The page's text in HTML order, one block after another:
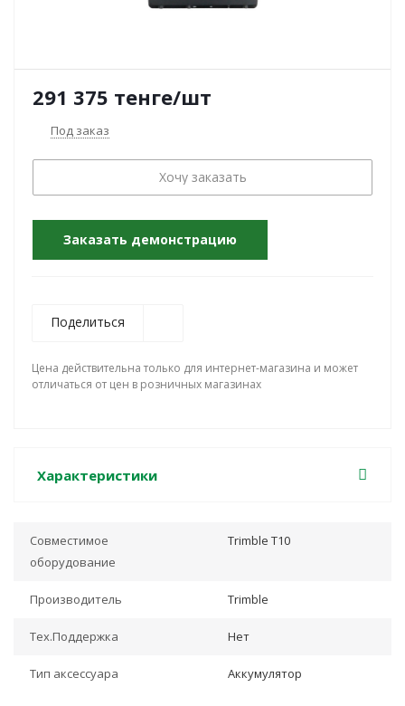
291 375 тенге/шт
Под заказ
Хочу заказать
Заказать демонстрацию
Поделиться
Цена действительна только для интернет-магазина и может
отличаться от цен в розничных магазинах
Характеристики
Совместимое
оборудование
Trimble T10
Производитель Trimble
Тех.Поддержка Нет
Тип аксессуара Аккумулятор